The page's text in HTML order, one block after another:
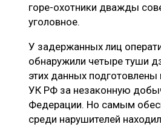
горе-охотники дважды
уголовное.
У задержанных лиц
обнаружили четыре туши
этих данных
УК РФ за незаконную
Федерации. Но самым
среди нарушителей